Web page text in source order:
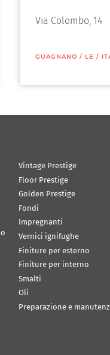
Via Colombo, 14
GUAGNANO / LE /
Vintage Prestige
Floor Prestige
Golden Prestige
Fondi
Impregnanti
Vernici ignifughe
Finiture per esterno
Finiture per interno
Smalti
Oli
Preparazione e